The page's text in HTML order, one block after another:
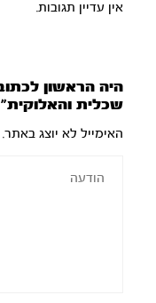
אין עדיין תגובות.
שכלית והאלוקית”
האימייל לא יוצג באתר.